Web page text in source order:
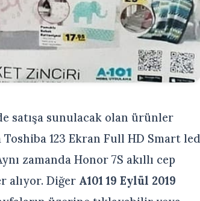
satışa sunulacak olan ürünler
Toshiba 123 Ekran Full HD Smart led
zamanda Honor 7S akıllı cep
alıyor. Diğer A101 19 Eylül 2019